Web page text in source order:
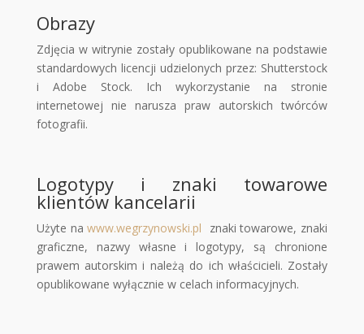
Obrazy
Zdjęcia w witrynie zostały opublikowane na podstawie
standardowych licencji udzielonych przez: Shutterstock
i Adobe Stock. Ich wykorzystanie na stronie
internetowej nie narusza praw autorskich twórców
fotografii.
Logotypy i znaki towarowe
klientów kancelarii
Użyte nawww.wegrzynowski.pl znaki towarowe, znaki
graficzne, nazwy własne i logotypy, są chronione
prawem autorskim i należą do ich właścicieli. Zostały
opublikowane wyłącznie w celach informacyjnych.